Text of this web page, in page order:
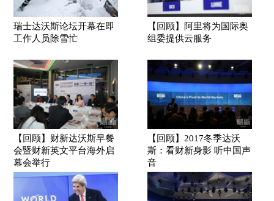
瑞士达沃斯论坛开幕在即
工作人员除雪忙
【回顾】阿里将为国际奥
组委提供云服务
【回顾】财新达沃斯早餐
会暨财新英文平台海外启
幕会举行
【回顾】2017冬季达沃
斯：看财新身影 听中国声
音